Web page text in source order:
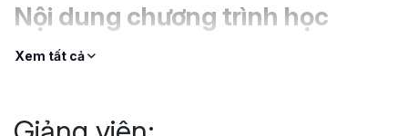
Nội dung chương trình học
Khóa học bao gồm đầy đủ kiến thức
1. Lập trình Dart
Xem tất cả